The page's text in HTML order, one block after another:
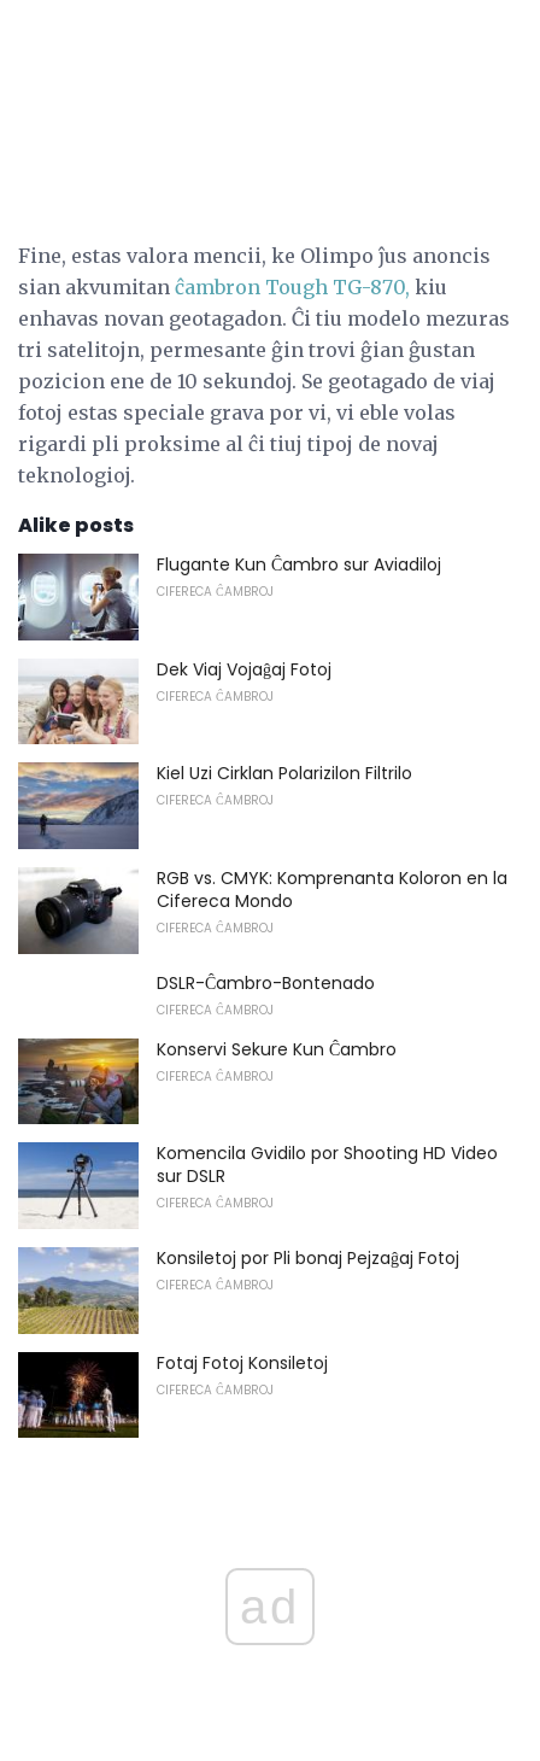
Fine, estas valora mencii, ke Olimpo ĵus anoncis
sian akvumitan ĉambron Tough TG-870, kiu
enhavas novan geotagadon. Ĉi tiu modelo mezuras
tri satelitojn, permesante ĝin trovi ĝian ĝustan
pozicion ene de 10 sekundoj. Se geotagado de viaj
fotoj estas speciale grava por vi, vi eble volas
rigardi pli proksime al ĉi tiuj tipoj de novaj
teknologioj.
Alike posts
Flugante Kun Ĉambro sur Aviadiloj
CIFERECA ĈAMBROJ
Dek Viaj Vojaĝaj Fotoj
CIFERECA ĈAMBROJ
Kiel Uzi Cirklan Polarizilon Filtrilo
CIFERECA ĈAMBROJ
RGB vs. CMYK: Komprenanta Koloron en la
Cifereca Mondo
CIFERECA ĈAMBROJ
DSLR-Ĉambro-Bontenado
CIFERECA ĈAMBROJ
Konservi Sekure Kun Ĉambro
CIFERECA ĈAMBROJ
Komencila Gvidilo por Shooting HD Video
sur DSLR
CIFERECA ĈAMBROJ
Konsiletoj por Pli bonaj Pejzaĝaj Fotoj
CIFERECA ĈAMBROJ
Fotaj Fotoj Konsiletoj
CIFERECA ĈAMBROJ
ad